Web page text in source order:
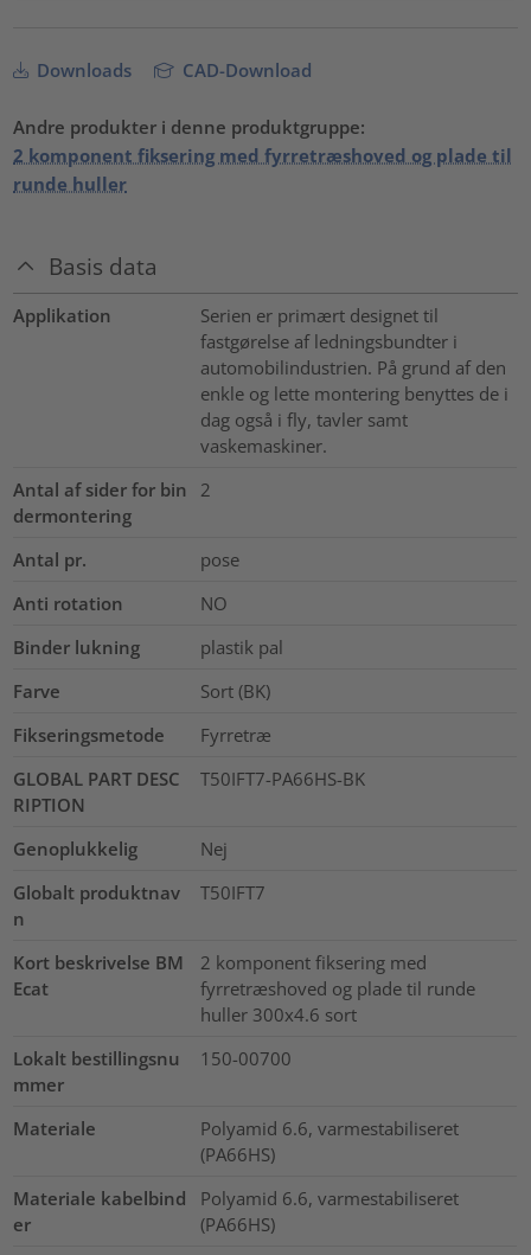
Downloads CAD-Download
Andre produkter i denne produktgruppe:
2 komponent fiksering med fyrretræshoved og plade til
runde huller
Basis data
Applikation
Serien er primært designet til
fastgørelse af ledningsbundter i
automobilindustrien. På grund af den
enkle og lette montering benyttes de i
dag også i fly, tavler samt
vaskemaskiner.
Antal af sider for bin
dermontering
2
Antal pr.
pose
Anti rotation
NO
Binder lukning
plastik pal
Farve
Sort (BK)
Fikseringsmetode
Fyrretræ
GLOBAL PART DESC
RIPTION
T50IFT7-PA66HS-BK
Genoplukkelig
Nej
Globalt produktnav
n
T50IFT7
Kort beskrivelse BM
Ecat
2 komponent fiksering med
fyrretræshoved og plade til runde
huller 300x4.6 sort
Lokalt bestillingsnu
mmer
150-00700
Materiale
Polyamid 6.6, varmestabiliseret
(PA66HS)
Materiale kabelbind
er
Polyamid 6.6, varmestabiliseret
(PA66HS)